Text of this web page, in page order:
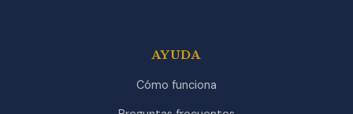
AYUDA
Cómo funciona